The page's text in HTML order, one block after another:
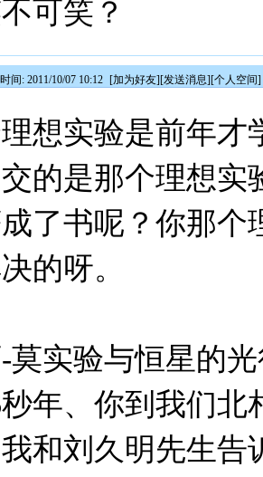
可笑？
间: 2011/10/07 10:12 [加为好友][发送消息][个人空间]
想实验是前年才
的是那个理想实
了书呢？你那个
的呀。
莫实验与恒星的
秒年、你到我们
和刘久明先生告